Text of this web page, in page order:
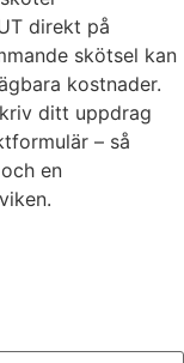
direkt på
skötsel kan
kostnader.
ditt uppdrag
– så
en